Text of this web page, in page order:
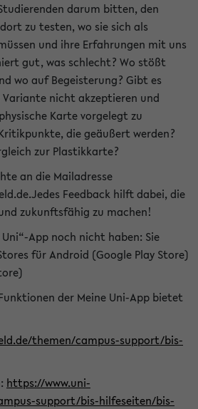
darum bitten, den
zu testen, wo sie sich als
und ihre Erfahrungen mit uns
gut, was schlecht? Wo stößt
wo auf Begeisterung? Gibt es
nicht akzeptieren und
Karte vorgelegt zu
die geäußert werden?
zur Plastikkarte?
an die Mailadresse
Feedback hilft dabei, die
zukunftsfähig zu machen!
App noch nicht haben: Sie
für Android (Google Play Store)
der Meine Uni-App bietet
themen/campus-support/bis-
https://www.uni-
support/bis-hilfeseiten/bis-